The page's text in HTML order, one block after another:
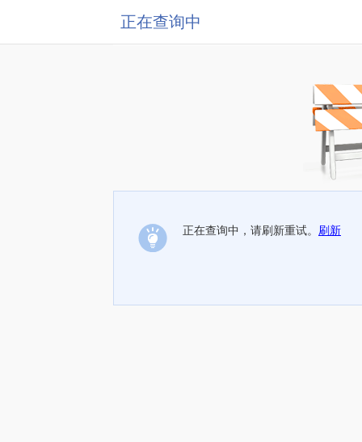
正在查询中
正在查询中，请刷新重试。 刷新